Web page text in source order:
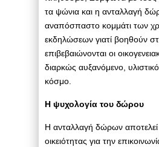
τα ψώνια και η ανταλλαγή
αναπόσπαστο κομμάτι των
εκδηλώσεων γιατί βοηθούν
επιβεβαιώνονται οι
διαρκώς αυξανόμενο,
κόσμο.
Η ψυχολογία του δώρου
Η ανταλλαγή δώρων αποτελεί
οικειότητας για την